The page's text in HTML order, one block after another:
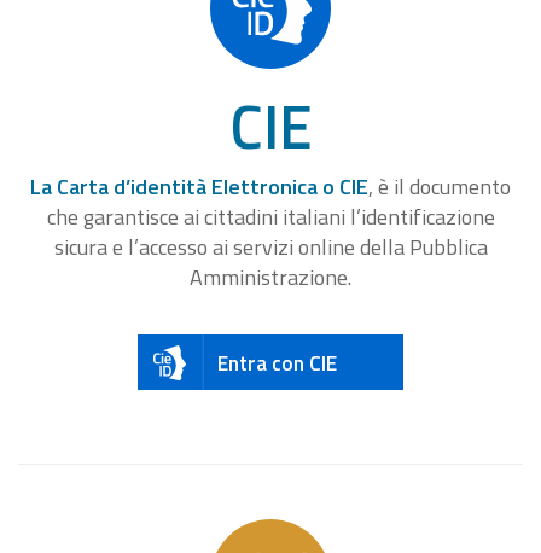
CIE
La Carta d’identità Elettronica o CIE, è il documento
che garantisce ai cittadini italiani l’identificazione
sicura e l’accesso ai servizi online della Pubblica
Amministrazione.
Entra con CIE